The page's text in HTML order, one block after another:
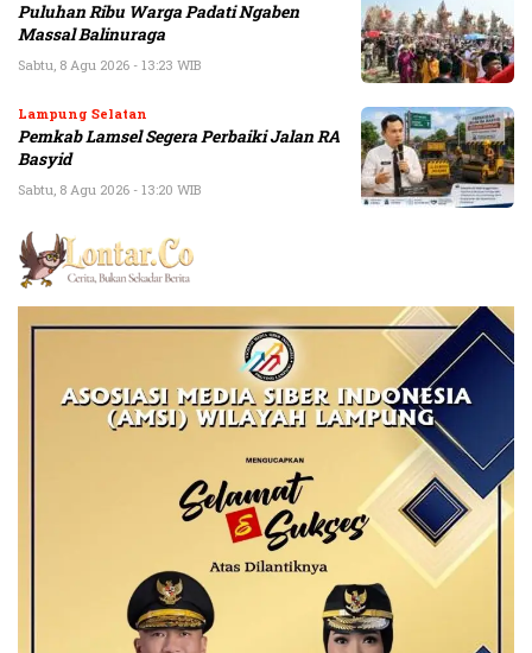
Puluhan Ribu Warga Padati Ngaben
Massal Balinuraga
Sabtu, 8 Agu 2026 - 13:23 WIB
Lampung Selatan
Pemkab Lamsel Segera Perbaiki Jalan RA
Basyid
Sabtu, 8 Agu 2026 - 13:20 WIB